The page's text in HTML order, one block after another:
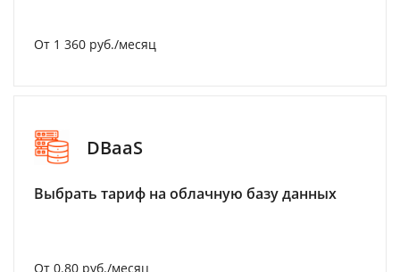
От 1 360 руб./месяц
DBaaS
Выбрать тариф на облачную базу данных
От 0.80 руб./месяц